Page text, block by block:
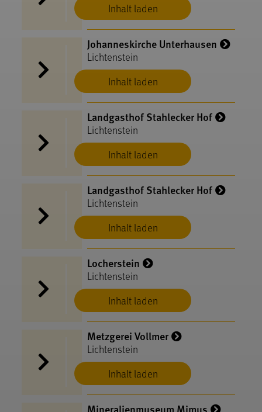
Inhalt laden
Inhalt laden
Johanneskirche Unterhausen
Lichtenstein
Inhalt laden
Landgasthof Stahlecker Hof
Lichtenstein
Inhalt laden
Landgasthof Stahlecker Hof
Lichtenstein
Inhalt laden
Locherstein
Lichtenstein
Inhalt laden
Metzgerei Vollmer
Lichtenstein
Mineralienmuseum Mimus